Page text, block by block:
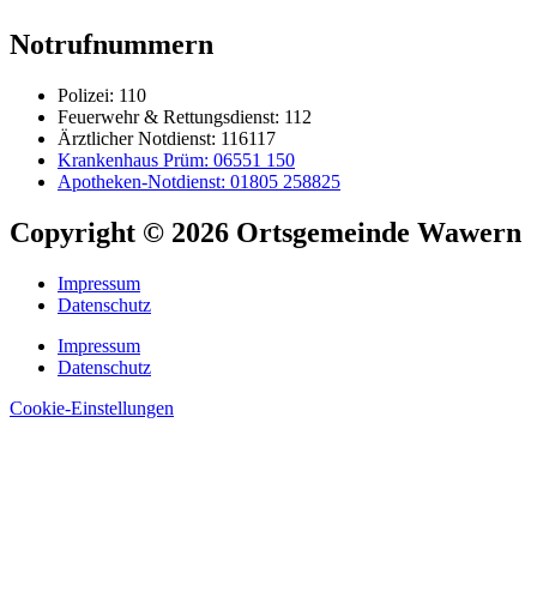
Notrufnummern
Polizei: 110
Feuerwehr & Rettungsdienst: 112
Ärztlicher Notdienst: 116117
Krankenhaus Prüm: 06551 150
Apotheken-Notdienst: 01805 258825
Copyright © 2026 Ortsgemeinde Wawern
Impressum
Datenschutz
Impressum
Datenschutz
Cookie-Einstellungen